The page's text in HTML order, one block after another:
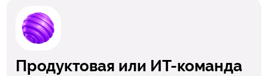
Продуктовая или ИТ-команда